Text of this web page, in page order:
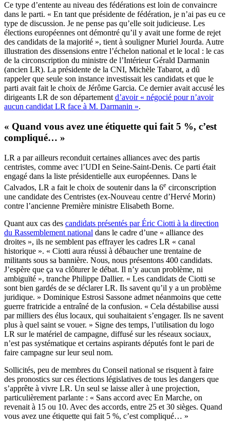
Ce type d’entente au niveau des fédérations est loin de convaincre
dans le parti. « En tant que présidente de fédération, je n’ai pas eu ce
type de discussion. Je ne pense pas qu’elle soit judicieuse. Les
élections européennes ont démontré qu’il y avait une forme de rejet
des candidats de la majorité », tient à souligner Muriel Jourda. Autre
illustration des dissensions entre l’échelon national et le local : le cas
de la circonscription du ministre de l’Intérieur Gérald Darmanin
(ancien LR). La présidente de la CNI, Michèle Tabarot, a dû
rappeler que seule son instance investissait les candidats et que le
parti avait fait le choix de Jérôme Garcia. Ce dernier avait accusé les
dirigeants LR de son département d’avoir « négocié pour n’avoir
aucun candidat LR face à M. Darmanin ».
« Quand vous avez une étiquette qui fait 5 %, c’est
compliqué… »
LR a par ailleurs reconduit certaines alliances avec des partis
centristes, comme avec l’UDI en Seine-Saint-Denis. Ce parti était
engagé dans la liste présidentielle aux européennes. Dans le
Calvados, LR a fait le choix de soutenir dans la 6e circonscription
une candidate des Centristes (ex-Nouveau centre d’Hervé Morin)
contre l’ancienne Première ministre Elisabeth Borne.
Quant aux cas des candidats présentés par Éric Ciotti à la direction
du Rassemblement national dans le cadre d’une « alliance des
droites », ils ne semblent pas effrayer les cadres LR « canal
historique ». « Ciotti aura réussi à débaucher une trentaine de
militants sous sa bannière. Nous, nous présentons 400 candidats.
J’espère que ça va clôturer le débat. Il n’y aucun problème, ni
ambiguïté », tranche Philippe Dallier. « Les candidats de Ciotti se
sont bien gardés de se déclarer LR. Ils savent qu’il y a un problème
juridique. » Dominique Estrosi Sassone admet néanmoins que cette
guerre fratricide a entraîné de la confusion. « Cela déstabilise aussi
par milliers des élus locaux, qui souhaitaient s’engager. Ils ne savent
plus à quel saint se vouer. » Signe des temps, l’utilisation du logo
LR sur le matériel de campagne, diffusé sur les réseaux sociaux,
n’est pas systématique et certains aspirants députés font le pari de
faire campagne sur leur seul nom.
Sollicités, peu de membres du Conseil national se risquent à faire
des pronostics sur ces élections législatives de tous les dangers que
s’apprête à vivre LR. Un seul se laisse aller à une projection,
particulièrement parlante : « Sans accord avec En Marche, on
revenait à 15 ou 10. Avec des accords, entre 25 et 30 sièges. Quand
vous avez une étiquette qui fait 5 %, c’est compliqué… »